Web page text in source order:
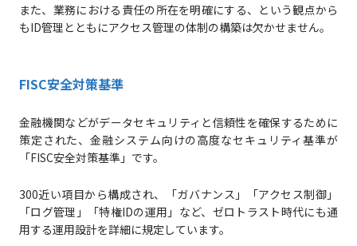
また、業務における責任の所在を明確にする、という観点から
もID管理とともにアクセス管理の体制の構築は欠かせません。
FISC安全対策基準
金融機関などがデータセキュリティと信頼性を確保するために
策定された、金融システム向けの高度なセキュリティ基準が
「FISC安全対策基準」です。
300近い項目から構成され、「ガバナンス」「アクセス制御」
「ログ管理」「特権IDの運用」など、ゼロトラスト時代にも通
用する運用設計を詳細に規定しています。